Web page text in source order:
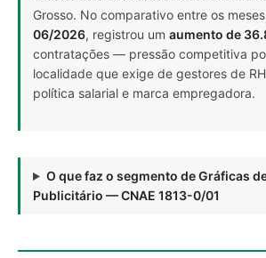
Grosso. No comparativo entre os
06/2026, registrou um aumento de
contratações — pressão competitiva
localidade que exige de gestores de
política salarial e marca empregadora.
O que faz o segmento de Gráficas
Publicitário — CNAE 1813-0/01